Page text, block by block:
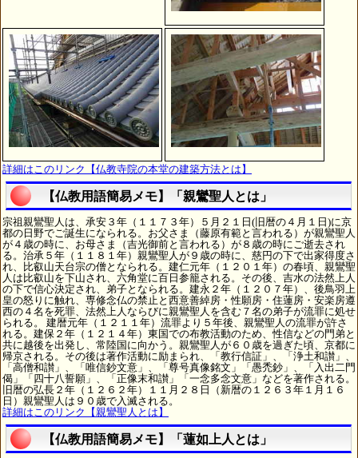
詳細はこのリンク【仏教寺院の本堂の建築方法とは】
【仏教用語簡易メモ】「親鸞聖人とは」
宗祖親鸞聖人は、承安３年（１１７３年）５月２１日(旧暦の４月１日)に京
都の日野でご誕生になられる。お父さま（藤原有範と言われる）が親鸞聖人
が４歳の時に、お母さま（吉光御前と言われる）が８歳の時にご逝去され
る。治承５年（１１８１年）親鸞聖人が９歳の時に、慈円の下で出家得度さ
れ、比叡山天台宗の僧となられる。建仁元年（１２０１年）の春頃、親鸞聖
人は比叡山を下山され、六角堂に百日参籠される。その後、吉水の法然上人
の下で信心決定され、弟子となられる。建永２年（１２０７年）、後鳥羽上
皇の怒りに触れ、専修念仏の禁止と西意善綽房・性願房・住蓮房・安楽房遵
西の４名を死罪、法然上人ならびに親鸞聖人を含む７名の弟子が流罪に処せ
られる。 建暦元年（１２１１年）流罪より５年後、親鸞聖人の流罪が許さ
れる。建保２年（１２１４年）東国での布教活動のため、性信などの門弟と
共に越後を出発し、常陸国に向かう。親鸞聖人が６０歳を過ぎた頃、京都に
帰京される。その後は著作活動に励まられ、「教行信証」、「浄土和讃」、
「高僧和讃」、「唯信鈔文意」、「尊号真像銘文」「愚禿鈔」、「入出二門
偈」「四十八誓願」、「正像末和讃」「一念多念文意」などを著作される。
旧暦の弘長２年（１２６２年）１１月２８日（新暦の１２６３年１月１６
日）親鸞聖人は９０歳で入滅される。
詳細はこのリンク【親鸞聖人とは】
【仏教用語簡易メモ】「蓮如上人とは」